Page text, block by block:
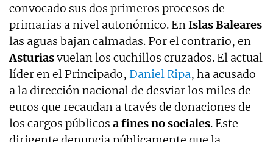
convocado sus dos primeros procesos de
primarias a nivel autonómico. EnIslasBaleares
las aguas bajan calmadas. Por el contrario, en
Asturiasvuelan los cuchillos cruzados. El actual
líder en el Principado, Daniel Ripa, ha acusado
a la dirección nacional de desviar los miles de
euros que recaudan a través de donaciones de
los cargos públicos a fines no sociales. Este